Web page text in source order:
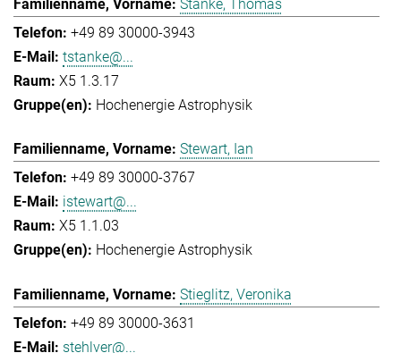
Stanke, Thomas
+49 89 30000-3943
tstanke@...
X5 1.3.17
Hochenergie Astrophysik
Stewart, Ian
+49 89 30000-3767
istewart@...
X5 1.1.03
Hochenergie Astrophysik
Stieglitz, Veronika
+49 89 30000-3631
stehlver@...